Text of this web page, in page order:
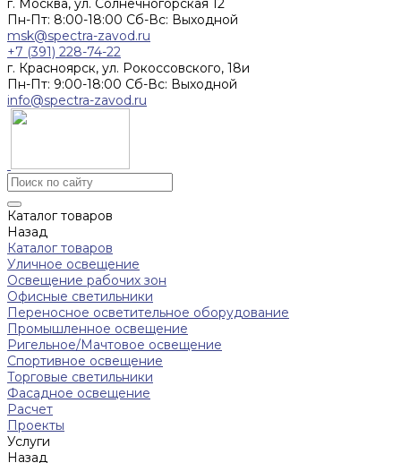
г. Москва, ул. Солнечногорская 12
Пн-Пт: 8:00-18:00 Cб-Вс: Выходной
msk@spectra-zavod.ru
+7 (391) 228-74-22
г. Красноярск, ул. Рокоссовского, 18и
Пн-Пт: 9:00-18:00 Cб-Вс: Выходной
info@spectra-zavod.ru
Каталог товаров
Назад
Каталог товаров
Уличное освещение
Освещение рабочих зон
Офисные светильники
Переносное осветительное оборудование
Промышленное освещение
Ригельное/Мачтовое освещение
Спортивное освещение
Торговые светильники
Фасадное освещение
Расчет
Проекты
Услуги
Назад